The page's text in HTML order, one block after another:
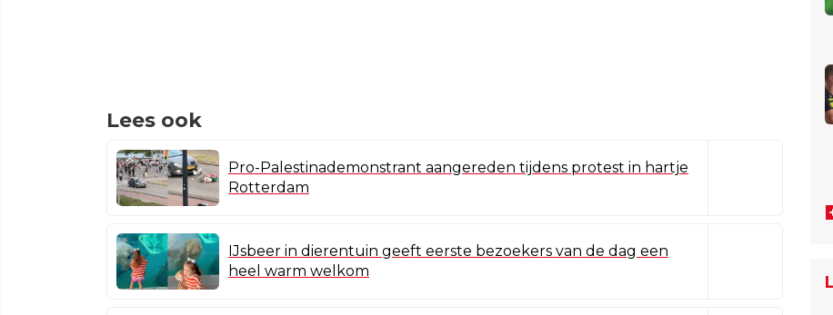
Lees ook
Pro-Palestinademonstrant aangereden tijdens protest in hartje
Rotterdam
IJsbeer in dierentuin geeft eerste bezoekers van de dag een
heel warm welkom